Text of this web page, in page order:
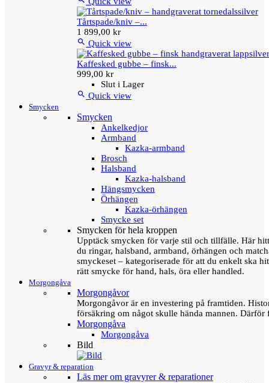
Tårtspade/kniv –...
1 899,00 kr
 Quick view
Kaffesked gubbe – finsk...
999,00 kr
Slut i Lager
 Quick view
Smycken
Smycken
Ankelkedjor
Armband
Kazka-armband
Brosch
Halsband
Kazka-halsband
Hängsmycken
Örhängen
Kazka-örhängen
Smycke set
Smycken för hela kroppen
Upptäck smycken för varje stil och tillfälle. Här
du ringar, halsband, armband, örhängen och
smyckeset – kategoriserade för att du enkelt ska
rätt smycke för hand, hals, öra eller handled.
Morgongåva
Morgongåvor
Morgongåvor är en investering på framtiden.
försäkring om något skulle hända mannen.
Morgongåva
Morgongåva
Bild
Gravyr & reparation
Läs mer om gravyrer & reparationer